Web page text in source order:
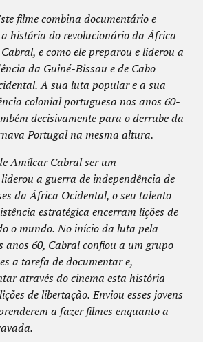
filme combina documentário e
história do revolucionário da África
e como ele preparou e liderou a
da Guiné-Bissau e de Cabo
A sua luta popular e a sua
colonial portuguesa nos anos 60-
decisivamente para o derrube da
Portugal na mesma altura.
Amílcar Cabral ser um
a guerra de independência de
da África Ocidental, o seu talento
estratégica encerram lições de
o mundo. No início da luta pela
anos 60, Cabral confiou a um grupo
a tarefa de documentar e,
através do cinema esta história
de libertação. Enviou esses jovens
a fazer filmes enquanto a